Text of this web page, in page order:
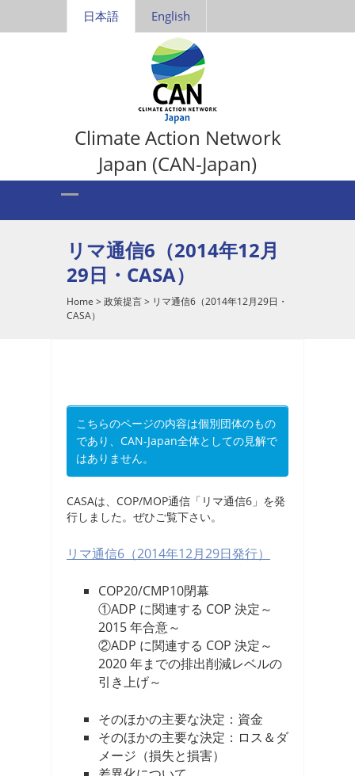
日本語 English
Climate Action Network
Japan (CAN-Japan)
リマ通信6（2014年12月
29日・CASA）
Home > 政策提言> リマ通信6（2014年12月29日・
CASA）
こちらのページの内容は個別団体のもの
であり、CAN-Japan全体としての見解で
はありません。
CASAは、COP/MOP通信「リマ通信6」を発
行しました。ぜひご覧下さい。
リマ通信6（2014年12月29日発行）
COP20/CMP10閉幕
①ADP に関連する COP 決定～
2015 年合意～
②ADP に関連する COP 決定～
2020 年までの排出削減レベルの
引き上げ～
そのほかの主要な決定：資金
そのほかの主要な決定：ロス＆ダ
メージ（損失と損害）